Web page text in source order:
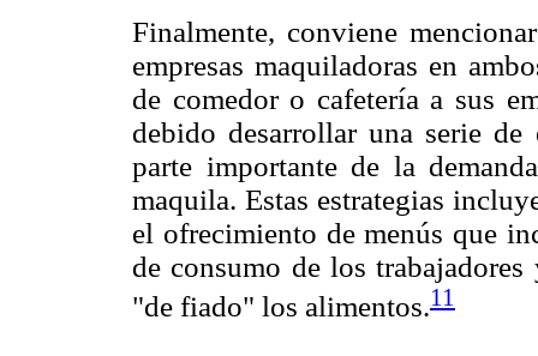
Finalmente, conviene
empresas maquiladoras en
de comedor o cafetería a sus
debido desarrollar una serie de
parte importante de la
maquila. Estas estrategias
el ofrecimiento de menús que
de consumo de los
"de fiado" los alimentos.11